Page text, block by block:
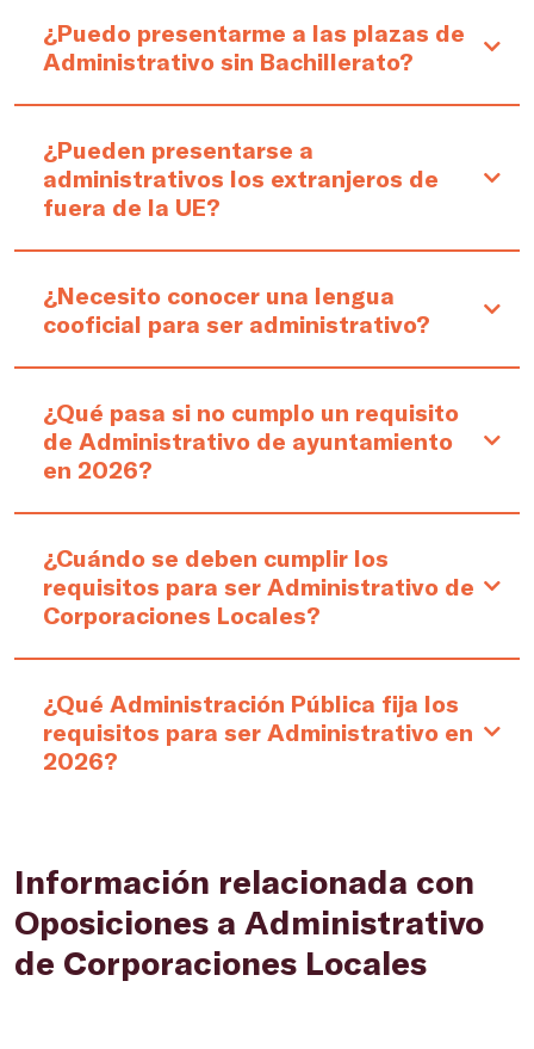
¿Puedo presentarme a las plazas de
Administrativo sin Bachillerato?
¿Pueden presentarse a
administrativos los extranjeros de
fuera de la UE?
¿Necesito conocer una lengua
cooficial para ser administrativo?
¿Qué pasa si no cumplo un requisito
de Administrativo de ayuntamiento
en 2026?
¿Cuándo se deben cumplir los
requisitos para ser Administrativo de
Corporaciones Locales?
¿Qué Administración Pública fija los
requisitos para ser Administrativo en
2026?
Información relacionada con
Oposiciones a Administrativo
de Corporaciones Locales